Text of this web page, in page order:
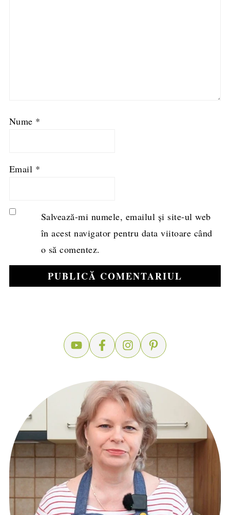
Nume *
Email *
Salvează-mi numele, emailul și site-ul web
în acest navigator pentru data viitoare când
o să comentez.